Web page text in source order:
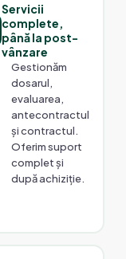
Servicii
complete,
până la post-
vânzare
Gestionăm
dosarul,
evaluarea,
antecontractul
și contractul.
Oferim suport
complet și
după achiziție.